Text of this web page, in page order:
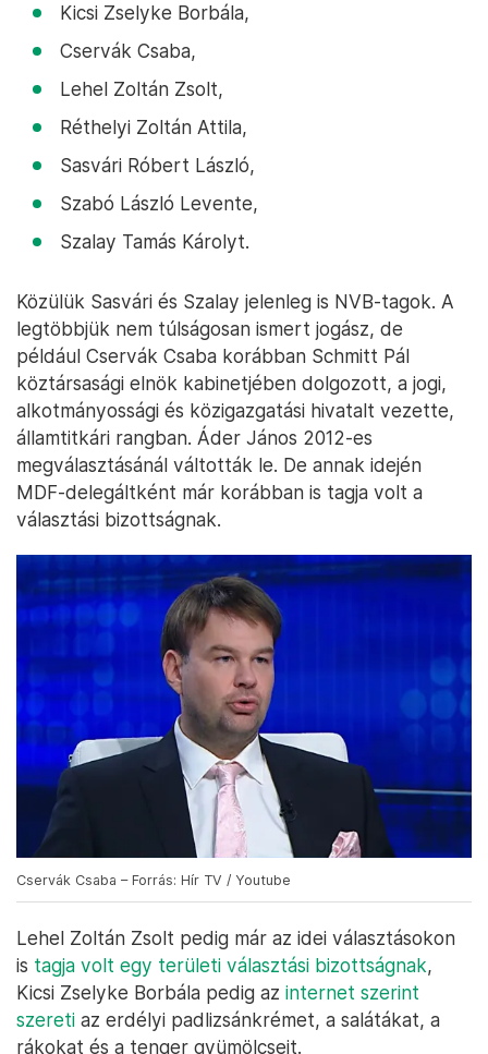
Kicsi Zselyke Borbála,
Cservák Csaba,
Lehel Zoltán Zsolt,
Réthelyi Zoltán Attila,
Sasvári Róbert László,
Szabó László Levente,
Szalay Tamás Károlyt.
Közülük Sasvári és Szalay jelenleg is NVB-tagok. A
legtöbbjük nem túlságosan ismert jogász, de
például Cservák Csaba korábban Schmitt Pál
köztársasági elnök kabinetjében dolgozott, a jogi,
alkotmányossági és közigazgatási hivatalt vezette,
államtitkári rangban. Áder János 2012-es
megválasztásánál váltották le. De annak idején
MDF-delegáltként már korábban is tagja volt a
választási bizottságnak.
Cservák Csaba – Forrás: Hír TV / Youtube
Lehel Zoltán Zsolt pedig már az idei választásokon
is tagja volt egy területi választási bizottságnak,
Kicsi Zselyke Borbála pedig az internet szerint
szereti az erdélyi padlizsánkrémet, a salátákat, a
rákokat és a tenger gyümölcseit.